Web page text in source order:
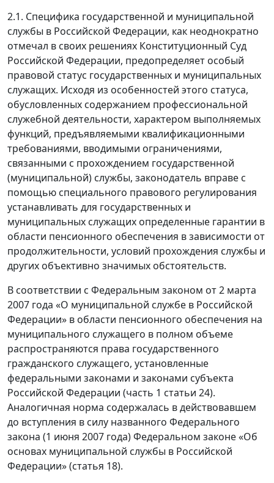
2.1. Специфика государственной и муниципальной
службы в Российской Федерации, как неоднократно
отмечал в своих решениях Конституционный Суд
Российской Федерации, предопределяет особый
правовой статус государственных и муниципальных
служащих. Исходя из особенностей этого статуса,
обусловленных содержанием профессиональной
служебной деятельности, характером выполняемых
функций, предъявляемыми квалификационными
требованиями, вводимыми ограничениями,
связанными с прохождением государственной
(муниципальной) службы, законодатель вправе с
помощью специального правового регулирования
устанавливать для государственных и
муниципальных служащих определенные гарантии в
области пенсионного обеспечения в зависимости от
продолжительности, условий прохождения службы и
других объективно значимых обстоятельств.
В соответствии с Федеральным законом от 2 марта
2007 года «О муниципальной службе в Российской
Федерации» в области пенсионного обеспечения на
муниципального служащего в полном объеме
распространяются права государственного
гражданского служащего, установленные
федеральными законами и законами субъекта
Российской Федерации (часть 1 статьи 24).
Аналогичная норма содержалась в действовавшем
до вступления в силу названного Федерального
закона (1 июня 2007 года) Федеральном законе «Об
основах муниципальной службы в Российской
Федерации» (статья 18).